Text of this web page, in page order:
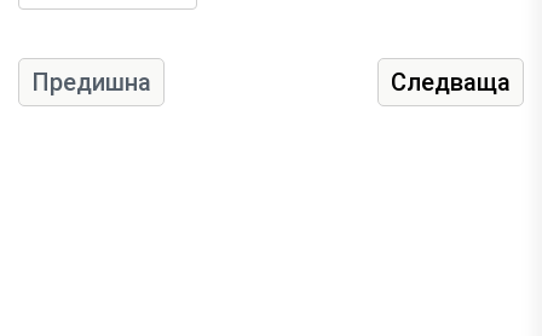
Предишна Следваща